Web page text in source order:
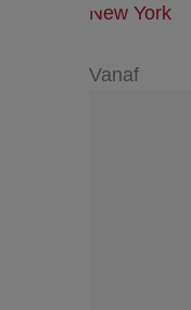
New York
Vanaf